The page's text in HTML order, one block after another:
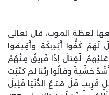
لعظة الموت، قال تعالى
لَهُمْ كُفُّوا أَيْدِيَكُمْ وَأَقِيمُوا
عَلَيْهِمُ الْقِتَالُ إِذَا فَرِيقٌ مِنْهُمْ
خَشْيَةً وَقَالُوا رَبَّنَا لِمَ كَتَبْتَ
قَرِيبٍ قُلْ مَتَاعُ الدُّنْيَا قَلِيلٌ